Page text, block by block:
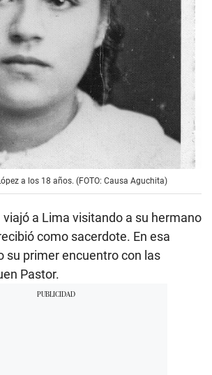
a los 18 años. (FOTO: Causa Aguchita)
viajó a Lima visitando a su hermano
como sacerdote. En esa
su primer encuentro con las
Pastor.